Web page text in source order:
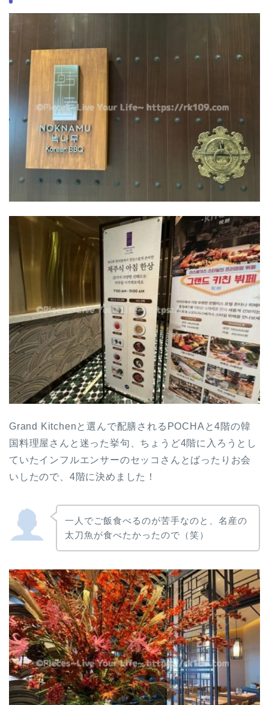
Grand Kitchenと選んで配膳されるPOCHAと4階の韓
国料理屋さんと迷った挙句、ちょうど4階に入ろうとし
ていたインフルエンサーのセッコさんとばったりお会
いしたので、4階に決めました！
一人でご飯食べるのが苦手なのと、名産の
太刀魚が食べたかったので（笑）